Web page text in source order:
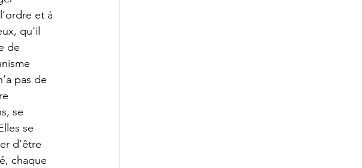
et à
qu’il
de
pas de
se
se
d’être
chaque